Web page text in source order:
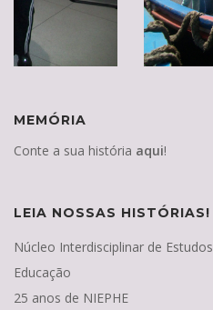
MEMÓRIA
Conte a sua história aqui!
LEIA NOSSAS HISTÓRIAS!
Núcleo Interdisciplinar de
Educação
25 anos de NIEPHE